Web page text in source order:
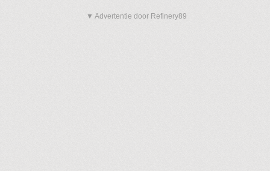
▼ Advertentie door Refinery89